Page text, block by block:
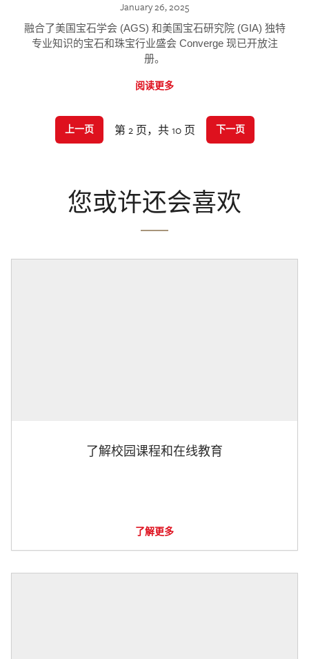
January 26, 2025
融合了美国宝石学会 (AGS) 和美国宝石研究院 (GIA) 独特
专业知识的宝石和珠宝行业盛会 Converge 现已开放注
册。
阅读更多
上一页 第 2 页，共 10 页 下一页
您或许还会喜欢
了解校园课程和在线教育
了解更多